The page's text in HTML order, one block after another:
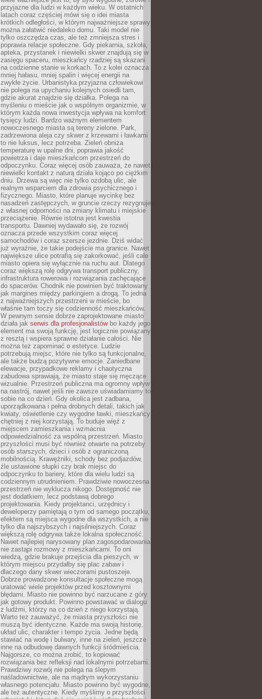
przyjazne dla ludzi w każdym wieku. W ostatnich
latach coraz częściej mówi się o idei miasta
krótkich odległości, w którym najważniejsze sprawy
można załatwić niedaleko domu. Taki model nie
tylko oszczędza czas, ale też zmniejsza stres i
poprawia relacje społeczne. Gdy piekarnia, szkoła,
apteka, przystanek i niewielki skwer znajdują się w
zasięgu spaceru, mieszkańcy rzadziej są skazani
na codzienne stanie w korkach. To z kolei oznacza
mniej hałasu, mniej spalin i więcej energii na
zwykłe życie. Urbanistyka przyjazna człowiekowi
nie polega na upychaniu kolejnych osiedli tam,
gdzie akurat znajdzie się działka. Polega na
myśleniu o mieście jak o wspólnym organizmie, w
którym każda nowa inwestycja wpływa na komfort
tysięcy ludzi. Bardzo ważnym elementem
nowoczesnego miasta są tereny zielone. Park,
zadrzewiona aleja czy skwer z krzewami i ławkami
to nie luksus, lecz potrzeba. Zieleń obniża
temperaturę w upalne dni, poprawia jakość
powietrza i daje mieszkańcom przestrzeń do
odpoczynku. Coraz więcej osób zauważa, że nawet
niewielki kontakt z naturą działa kojąco po ciężkim
dniu. Drzewa są więc nie tylko ozdobą ulic, ale
realnym wsparciem dla zdrowia psychicznego i
fizycznego. Miasto, które planuje wycinkę bez
nasadzeń zastępczych, w gruncie rzeczy rezygnuje
z własnej odporności na zmiany klimatu i miejskie
przeciążenie. Równie istotna jest kwestia
transportu. Dawniej wydawało się, że rozwój
oznacza przede wszystkim coraz więcej
samochodów i coraz szersze jezdnie. Dziś widać
już wyraźnie, że takie podejście ma granice. Nawet
największe ulice potrafią się zakorkować, jeśli całe
miasto opiera się wyłącznie na ruchu aut. Dlatego
coraz większą rolę odgrywa transport publiczny,
infrastruktura rowerowa i rozwiązania zachęcające
do spacerów. Chodnik nie powinien być traktowany
jak margines między parkingiem a drogą. To jedna
z najważniejszych przestrzeni w mieście, bo
właśnie tam toczy się codzienność mieszkańców.
W pewnym sensie dobrze zaprojektowane miasto
działa jak serwis dla profesjonalistówbo każdy jego
element ma swoją funkcję, jest logicznie powiązany
z resztą i wspiera sprawne działanie całości. Nie
można też zapominać o estetyce. Ludzie
potrzebują miejsc, które nie tylko są funkcjonalne,
ale także budzą pozytywne emocje. Zaniedbane
elewacje, przypadkowe reklamy i chaotyczna
zabudowa sprawiają, że miasto staje się męczące
wizualnie. Przestrzeń publiczna ma ogromny wpływ
na nastrój, nawet jeśli nie zawsze uświadamiamy to
sobie na co dzień. Gdy okolica jest zadbana,
uporządkowana i pełna drobnych detali, takich jak
kwiaty, oświetlenie czy wygodne ławki, mieszkańcy
chętniej z niej korzystają. To buduje więź z
miejscem zamieszkania i wzmacnia
odpowiedzialność za wspólną przestrzeń. Miasto
przyszłości musi być również otwarte na potrzeby
osób starszych, dzieci i osób z ograniczoną
mobilnością. Krawężniki, schody bez podjazdów,
źle ustawione słupki czy brak miejsc do
odpoczynku to bariery, które dla wielu ludzi są
codziennym utrudnieniem. Prawdziwie nowoczesna
przestrzeń nie wyklucza nikogo. Dostępność nie
jest dodatkiem, lecz podstawą dobrego
projektowania. Kiedy projektanci, urzędnicy i
deweloperzy pamiętają o tym od samego początku,
efektem są miejsca wygodne dla wszystkich, a nie
tylko dla najszybszych i najsilniejszych. Coraz
większą rolę odgrywa także lokalna społeczność.
Nawet najlepiej narysowany plan zagospodarowania
nie zastąpi rozmowy z mieszkańcami. To oni
wiedzą, gdzie brakuje przejścia dla pieszych, w
którym miejscu przydałby się plac zabaw i
dlaczego dany skwer wieczorami pustoszeje.
Dobrze prowadzone konsultacje społeczne mogą
uratować wiele projektów przed kosztownymi
błędami. Miasto nie powinno być narzucane z góry
jak gotowy produkt. Powinno powstawać w dialogu
z ludźmi, którzy na co dzień z niego korzystają.
Warto też zauważyć, że miasta przyszłości nie
muszą być identyczne. Każde ma swoją historię,
układ ulic, charakter i tempo życia. Jedne będą
stawiać na wodę i bulwary, inne na zieleń, jeszcze
inne na odbudowę dawnych funkcji śródmieścia.
Najgorsze, co można zrobić, to kopiować
rozwiązania bez refleksji nad lokalnymi potrzebami.
Prawdziwy rozwój nie polega na ślepym
naśladownictwie, ale na mądrym wykorzystaniu
własnego potencjału. Miasto powinno być wygodne,
ale też autentyczne. Kiedy myślimy o przyszłości